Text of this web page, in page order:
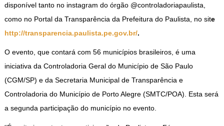
disponível tanto no instagram do órgão @controladoriapaulista,
como no Portal da Transparência da Prefeitura do Paulista, no site
http://transparencia.paulista.pe.gov.br/.
O evento, que contará com 56 municípios brasileiros, é uma
iniciativa da Controladoria Geral do Município de São Paulo
(CGM/SP) e da Secretaria Municipal de Transparência e
Controladoria do Município de Porto Alegre (SMTC/POA). Esta será
a segunda participação do município no evento.